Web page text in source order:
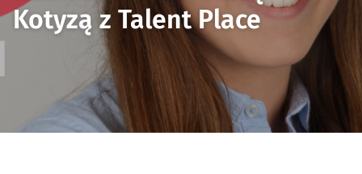
Kotyzą z Talent Place